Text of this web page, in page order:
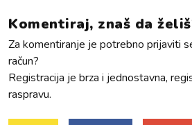
Komentiraj, znaš da
Za komentiranje je potrebno prijaviti
račun?
Registracija je brza i jednostavna,
raspravu.